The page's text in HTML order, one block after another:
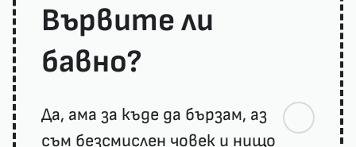
Вървите ли
бавно?
Да, ама за къде да бързам, аз
съм безсмислен човек и нищо